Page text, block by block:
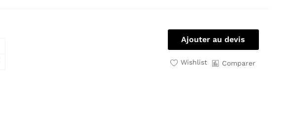
Ajouter au devis
Wishlist Comparer